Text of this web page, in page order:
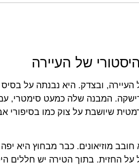
של העיירה
העיירה, ובצדק. היא נבנתה על
המבנה שלה כמעט סימטרי, עם
שיושבת על צוק כמו בסיפורי
מוזיאונים. כבר מבחוץ היא
על החזית. בתוך הטירה יש חללים